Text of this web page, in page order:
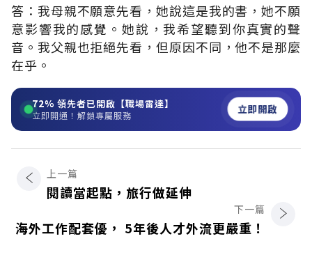
答：我母親不願意先看，她說這是我的書，她不願
意影響我的感覺。她說，我希望聽到你真實的聲
音。我父親也拒絕先看，但原因不同，他不是那麼
在乎。
72% 領先者已開啟【職場雷達】
立即開通！解鎖專屬服務 立即開啟
上一篇
閱讀當起點，旅行做延伸
下一篇
海外工作配套優， 5年後人才外流更嚴重！